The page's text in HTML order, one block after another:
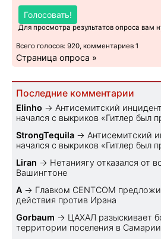
Голосовать!
Для просмотра результатов опроса вам
Всего голосов: 920, комментариев 1
Страница опроса »
Последние комментарии
Elinho → Антисемитский
начался с выкриков «Гитлер был
StrongTequila → Антисемитский
начался с выкриков «Гитлер был
Liran → Нетаниягу отказался от
Вашингтоне
A → Главком CENTCOM
действия против Ирана
Gorbaum → ЦАХАЛ разыскивает
территории поселения в Самарии